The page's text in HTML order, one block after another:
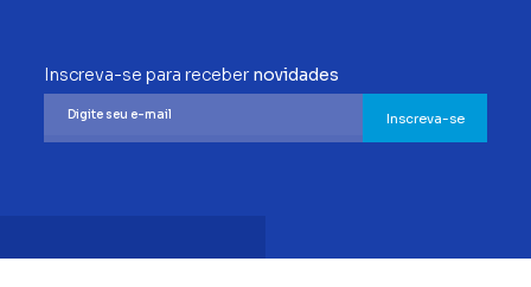
Inscreva-se para receber novidades
Inscreva-se